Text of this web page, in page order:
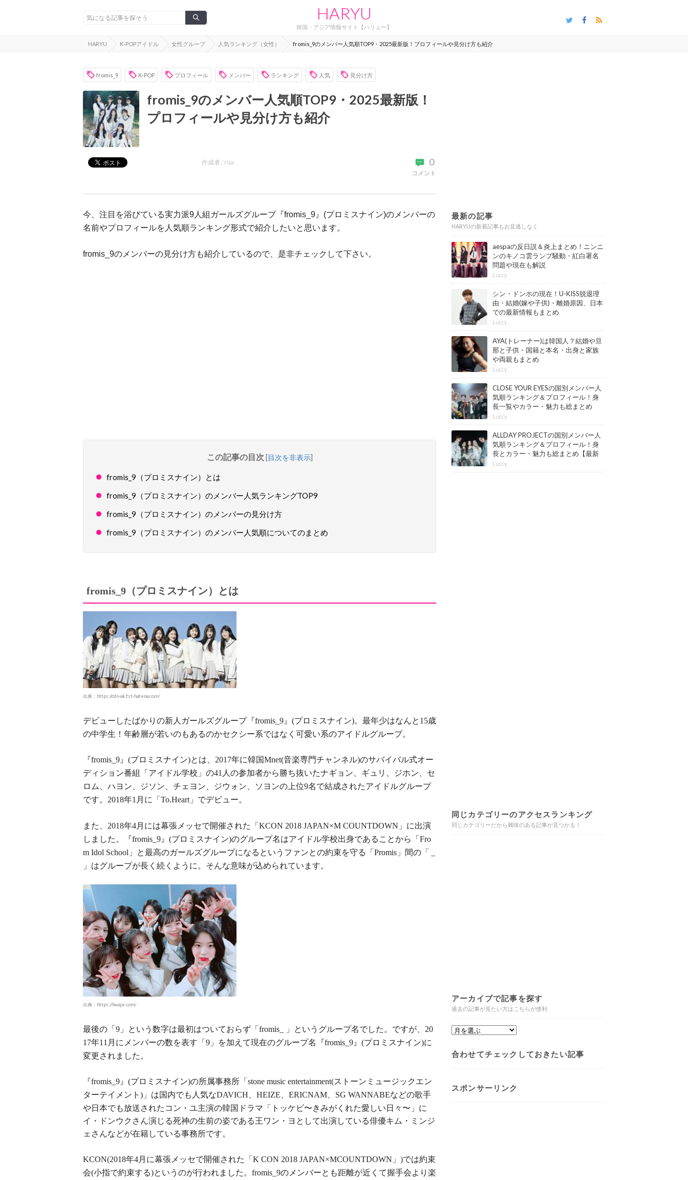
HARYU
韓国・アジア情報サイト【ハリュー】
HARYU K-POPアイドル 女性グループ 人気ランキング（女性） fromis_9のメンバー人気順TOP9・2025最新版！プロフィールや見分け方も紹介
fromis_9 K-POP プロフィール メンバー ランキング 人気 見分け方
fromis_9のメンバー人気順TOP9・2025最新版！
プロフィールや見分け方も紹介
0
コメント
作成者 / risa
今、注目を浴びている実力派9人組ガールズグループ『fromis_9 』 (プロミスナイン)のメンバーの
名前やプロフィールを 人気順ランキング形式で紹介したいと思います。
fromis_9のメンバーの見分け方も紹介しているので、是非チェックして下さい。
この記事の目次 [目次を非表示]
fromis_9（プロミスナイン）とは
fromis_9（プロミスナイン）のメンバー人気ランキングTOP9
fromis_9（プロミスナイン）のメンバーの見分け方
fromis_9（プロミスナイン）のメンバー人気順についてのまとめ
fromis_9（プロミスナイン）とは
出典：https://cdn-ak.f.st-hatena.com/
デビューしたばかりの新人ガールズグループ『fromis_9 』 (プロミスナイン)。最年少はなんと 15歳
の中学生！年齢層が若いのもあるのかセクシー系ではなく可愛い系のアイドルグループ。
『fromis_9 』 (プロミスナイン)とは、 2017年に韓国Mnet(音楽専門チャンネル)のサバイバル式オー
ディション番組「アイドル学校」の41 人の参加者から勝ち抜いたナギョン、ギュリ、ジホン、セ
ロム、ハヨン、ジソン、チェヨン、ジウォン、ソヨンの上位9名で結成されたアイドルグループ
です。
2018年1 月に「To.Heart 」でデビュー。
また、 2018年4月には幕張メッセで開催された「KCON 2018 JAPAN×M COUNTDOWN 」に出演
しました。『fromis_9 』 (プロミスナイン)のグループ名はアイドル学校出身であることから「Fro
m Idol School 」と最高のガールズグループになるというファンとの約束を守る「Promis 」間の「
」はグループが長く続くように。そんな意味が込められています。
出典：https://hwaje.com/
最後の「9 」という数字は最初はついておらず「fromis_ 」というグループ名でした。ですが、
20
17年11 月にメンバーの数を表す「9 」を加えて現在のグループ名『fromis_9 』 (プロミスナイン)に
変更されました。
『fromis_9 』 (プロミスナイン)の所属事務所「stone music entertainment(ストーンミュージックエン
ターテイメント ) 」は国内でも人気なDAVICH HEIZE ERICNAM SG WANNABEなどの歌手
や日本でも放送されたコン・ユ主演の韓国ドラマ「トッケビ〜きみがくれた愛しい日々〜」に
イ・ドンウクさん演じる死神の生前の姿である王ワン・ヨとして出演している俳優キム・ミンジ
ェさんなどが在籍している事務所です。
KCON(2018年4月に幕張メッセで開催された「K CON 2018 JAPAN×MCOUNTDOWN 」 )では約束
会(小指で約束する)というのが行われました。 fromis_9のメンバーとも距離が近くて握手会より楽
最新の記事
HARYUの新着記事もお見逃しなく
aespaの反日説＆炎上まとめ！ニンニ
ンのキノコ雲ランプ騒動・紅白署名
問題や現在も解説
Luccy
シン・ドンホの現在！U-KISS脱退理
由・結婚(嫁や子供)・離婚原因、日本
での最新情報もまとめ
Luccy
AYA(トレーナー)は韓国人？結婚や旦
那と子供・国籍と本名・出身と家族
や両親もまとめ
Luccy
CLOSE YOUR EYESの国別メンバー人
気順ランキング＆プロフィール！身
長一覧やカラー・魅力も総まとめ
【最新版】
Luccy
ALLDAY PROJECTの国別メンバー人
気順ランキング＆プロフィール！身
長とカラー・魅力も総まとめ【最新
版】
Luccy
同じカテゴリーのアクセスランキング
同じカテゴリーだから興味のある記事が見つかる！
アーカイブで記事を探す
過去の記事が見たい方はこちらが便利
合わせてチェックしておきたい記事
スポンサーリンク